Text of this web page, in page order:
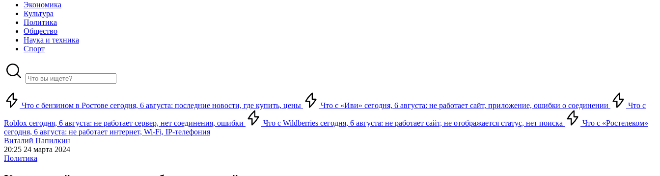
Экономика
Культура
Политика
Общество
Наука и техника
Спорт
Что с бензином в Ростове сегодня, 6 августа: последние новости, где купить, цены Что с «Иви» сегодня, 6 августа: не работает сайт, приложение, ошибки о соединении Что с
Roblox сегодня, 6 августа: не работает сервер, нет соединения, ошибки Что с Wildberries сегодня, 6 августа: не работает сайт, не отображается статус, нет поиска
Что с «Ростелеком»
сегодня, 6 августа: не работает интернет, Wi-Fi, IP-телефония
Виталий Папилкин
20:25 24 марта 2024
Политика